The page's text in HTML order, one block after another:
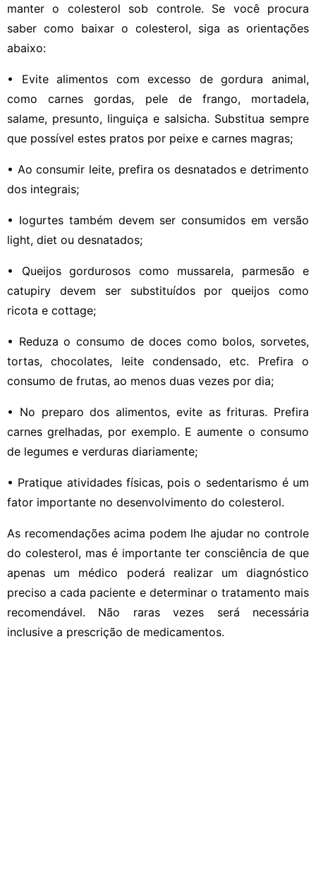
manter o colesterol sob controle. Se você procura
saber como baixar o colesterol, siga as orientações
abaixo:
• Evite alimentos com excesso de gordura animal,
como carnes gordas, pele de frango, mortadela,
salame, presunto, linguiça e salsicha. Substitua sempre
que possível estes pratos por peixe e carnes magras;
• Ao consumir leite, prefira os desnatados e detrimento
dos integrais;
• Iogurtes também devem ser consumidos em versão
light, diet ou desnatados;
• Queijos gordurosos como mussarela, parmesão e
catupiry devem ser substituídos por queijos como
ricota e cottage;
• Reduza o consumo de doces como bolos, sorvetes,
tortas, chocolates, leite condensado, etc. Prefira o
consumo de frutas, ao menos duas vezes por dia;
• No preparo dos alimentos, evite as frituras. Prefira
carnes grelhadas, por exemplo. E aumente o consumo
de legumes e verduras diariamente;
• Pratique atividades físicas, pois o sedentarismo é um
fator importante no desenvolvimento do colesterol.
As recomendações acima podem lhe ajudar no controle
do colesterol, mas é importante ter consciência de que
apenas um médico poderá realizar um diagnóstico
preciso a cada paciente e determinar o tratamento mais
recomendável. Não raras vezes será necessária
inclusive a prescrição de medicamentos.